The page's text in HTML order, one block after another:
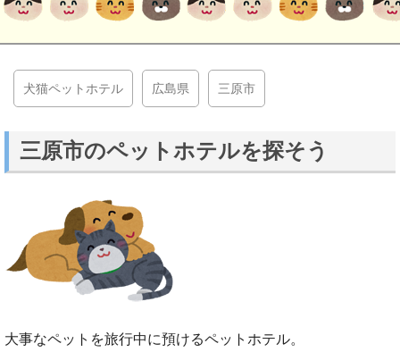
犬猫ペットホテル 広島県 三原市
三原市のペットホテルを探そう
大事なペットを旅行中に預けるペットホテル。